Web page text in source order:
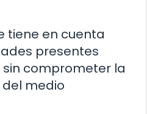
tiene en cuenta
presentes
comprometer la
medio